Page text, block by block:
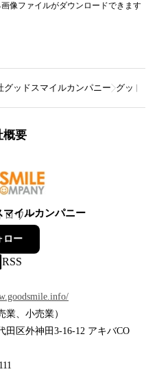
像ファイルがダウンロードできます
グッドスマイルカンパニー グッドス
概要
イルカンパニー
ロワー
ロー
RSS
業、小売業）
田区外神田3-16-12 アキバCO